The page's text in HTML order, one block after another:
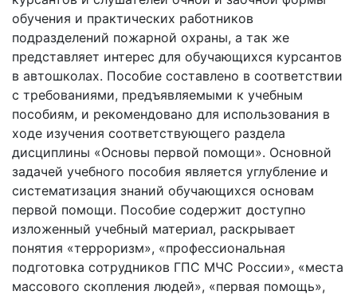
обучения и практических работников
подразделений пожарной охраны, а так же
представляет интерес для обучающихся курсантов
в автошколах. Пособие составлено в соответствии
с требованиями, предъявляемыми к учебным
пособиям, и рекомендовано для использования в
ходе изучения соответствующего раздела
дисциплины «Основы первой помощи». Основной
задачей учебного пособия является углубление и
систематизация знаний обучающихся основам
первой помощи. Пособие содержит доступно
изложенный учебный материал, раскрывает
понятия «терроризм», «профессиональная
подготовка сотрудников ГПС МЧС России», «места
массового скопления людей», «первая помощь»,